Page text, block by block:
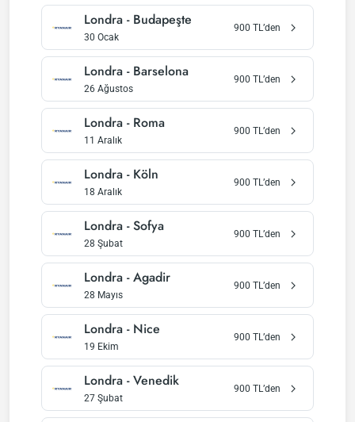
Londra - Budapeşte
30 Ocak
900 TL’den
Londra - Barselona
26 Ağustos
900 TL’den
Londra - Roma
11 Aralık
900 TL’den
Londra - Köln
18 Aralık
900 TL’den
Londra -Sofya
28 Şubat
900 TL’den
Londra -Agadir
28 Mayıs
900 TL’den
Londra - Nice
19 Ekim
900 TL’den
Londra -Venedik
27 Şubat
900 TL’den